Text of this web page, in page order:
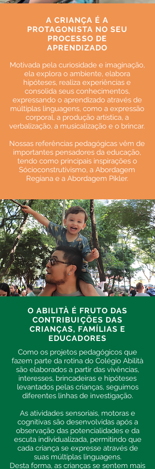
A CRIANÇA É A
PROTAGONISTA NO SEU
PROCESSO DE
APRENDIZADO
Motivada pela curiosidade e imaginação,
ela explora o ambiente, elabora
hipóteses, realiza experiências e
consolida seus conhecimentos,
expressando o aprendizado através de
múltiplas linguagens, como a expressão
corporal, a produção artística, a
verbalização, a musicalização e o brincar.
Nossas referências pedagógicas vêm de
importantes pensadores da educação,
tendo como principais inspirações o
Sócioconstrutivismo, a Abordagem
Regiana e a Abordagem Pikler.
O ABILITÀ É FRUTO DAS
CONTRIBUIÇÕES DAS
CRIANÇAS, FAMÍLIAS E
EDUCADORES
Como os projetos pedagógicos que
fazem parte da rotina do Colégio Abilità
são elaborados a partir das vivências,
interesses, brincadeiras e hipóteses
levantados pelas crianças, seguimos
diferentes linhas de investigação.
As atividades sensoriais, motoras e
cognitivas são desenvolvidas após a
observação das potencialidades e da
escuta individualizada, permitindo que
cada criança se expresse através de
suas múltiplas linguagens.
Desta forma, as crianças se sentem mais